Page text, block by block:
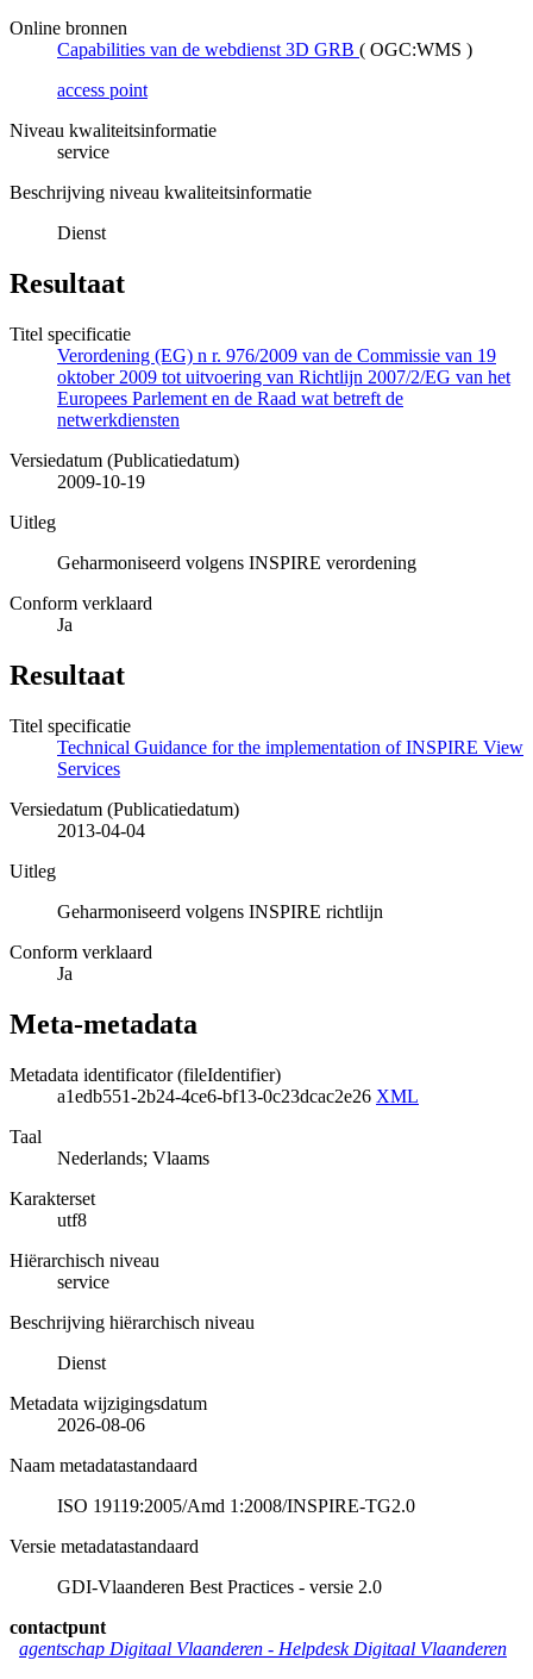
Online bronnen
Capabilities van de webdienst 3D GRB ( OGC:WMS )
access point
Niveau kwaliteitsinformatie
service
Beschrijving niveau kwaliteitsinformatie
Dienst
Resultaat
Titel specificatie
Verordening (EG) n r. 976/2009 van de Commissie van 19
oktober 2009 tot uitvoering van Richtlijn 2007/2/EG van het
Europees Parlement en de Raad wat betreft de
netwerkdiensten
Versiedatum (Publicatiedatum)
2009-10-19
Uitleg
Geharmoniseerd volgens INSPIRE verordening
Conform verklaard
Ja
Resultaat
Titel specificatie
Technical Guidance for the implementation of INSPIRE View
Services
Versiedatum (Publicatiedatum)
2013-04-04
Uitleg
Geharmoniseerd volgens INSPIRE richtlijn
Conform verklaard
Ja
Meta-metadata
Metadata identificator (fileIdentifier)
a1edb551-2b24-4ce6-bf13-0c23dcac2e26 XML
Taal
Nederlands; Vlaams
Karakterset
utf8
Hiërarchisch niveau
service
Beschrijving hiërarchisch niveau
Dienst
Metadata wijzigingsdatum
2026-08-06
Naam metadatastandaard
ISO 19119:2005/Amd 1:2008/INSPIRE-TG2.0
Versie metadatastandaard
GDI-Vlaanderen Best Practices - versie 2.0
contactpunt
agentschap Digitaal Vlaanderen - Helpdesk Digitaal Vlaanderen